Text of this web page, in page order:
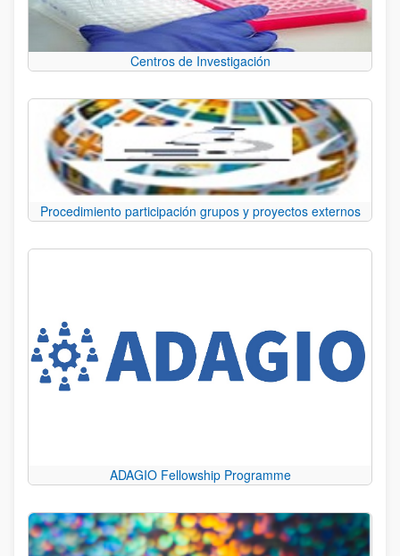
Centros de Investigación
Procedimiento participación grupos y proyectos externos
ADAGIO Fellowship Programme